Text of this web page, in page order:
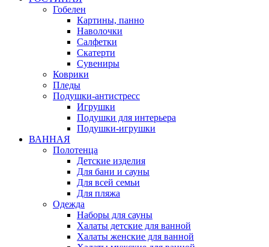
Гобелен
Картины, панно
Наволочки
Салфетки
Скатерти
Сувениры
Коврики
Пледы
Подушки-антистресс
Игрушки
Подушки для интерьера
Подушки-игрушки
ВАННАЯ
Полотенца
Детские изделия
Для бани и сауны
Для всей семьи
Для пляжа
Одежда
Наборы для сауны
Халаты детские для ванной
Халаты женские для ванной